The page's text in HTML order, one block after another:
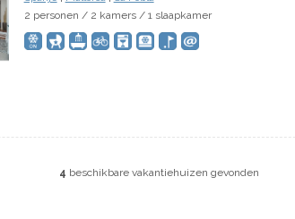
2 personen / 2 kamers / 1 slaapkamer
4 beschikbare vakantiehuizen gevonden